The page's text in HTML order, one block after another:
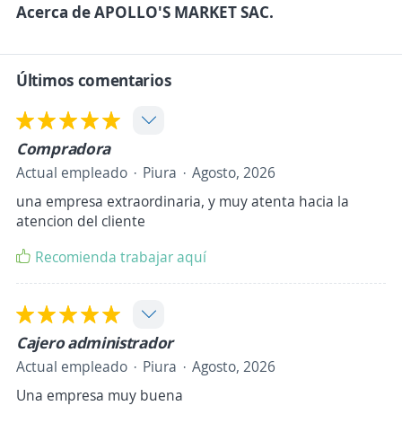
Acerca de APOLLO'S MARKET SAC.
Últimos comentarios
Compradora
Actual empleado Piura
Agosto, 2026
una empresa extraordinaria, y muy atenta hacia la
atencion del cliente
Recomienda trabajar aquí
Cajero administrador
Actual empleado Piura
Agosto, 2026
Una empresa muy buena